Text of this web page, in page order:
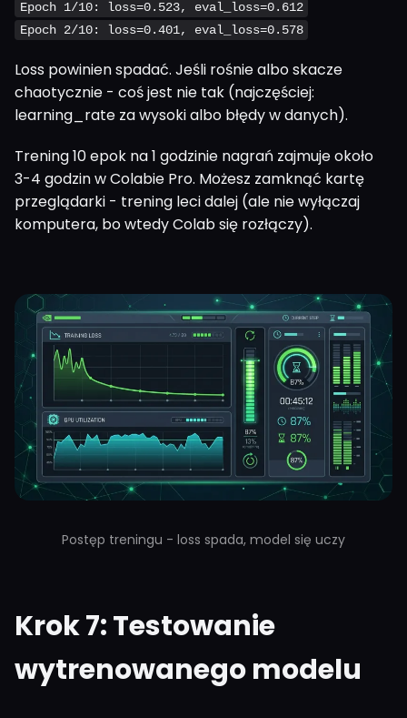
Epoch 1/10: loss=0.523, eval_loss=0.612
Epoch 2/10: loss=0.401, eval_loss=0.578
Loss powinien spadać. Jeśli rośnie albo skacze
chaotycznie - coś jest nie tak (najczęściej:
learning_rate za wysoki albo błędy w danych).
Trening 10 epok na 1 godzinie nagrań zajmuje około
3-4 godzin w Colabie Pro. Możesz zamknąć kartę
przeglądarki - trening leci dalej (ale nie wyłączaj
komputera, bo wtedy Colab się rozłączy).
Postęp treningu - loss spada, model się uczy
Krok 7: Testowanie
wytrenowanego modelu